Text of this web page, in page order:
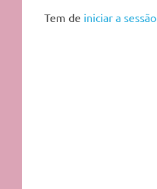
capilar
Tem de iniciar a sessão